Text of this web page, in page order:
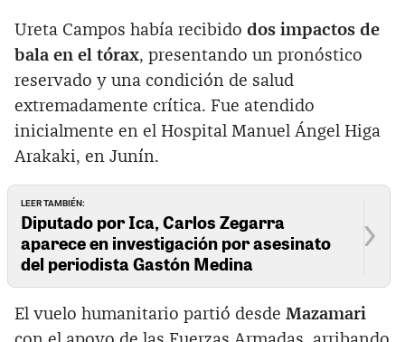
Ureta Campos había recibido dos impactos de
bala en el tórax, presentando un pronóstico
reservado y una condición de salud
extremadamente crítica. Fue atendido
inicialmente en el Hospital Manuel Ángel Higa
Arakaki, en Junín.
LEER TAMBIÉN:
Diputado por Ica, Carlos Zegarra
aparece en investigación por asesinato
del periodista Gastón Medina
El vuelo humanitario partió desde Mazamari